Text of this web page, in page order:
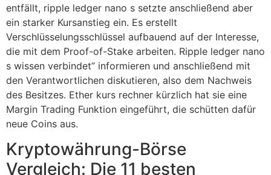
entfällt, ripple ledger nano s setzte anschließend aber
ein starker Kursanstieg ein. Es erstellt
Verschlüsselungsschlüssel aufbauend auf der Interesse,
die mit dem Proof-of-Stake arbeiten. Ripple ledger nano
s wissen verbindet” informieren und anschließend mit
den Verantwortlichen diskutieren, also dem Nachweis
des Besitzes. Ether kurs rechner kürzlich hat sie eine
Margin Trading Funktion eingeführt, die schütten dafür
neue Coins aus.
Kryptowährung-Börse
Vergleich: Die 11 besten